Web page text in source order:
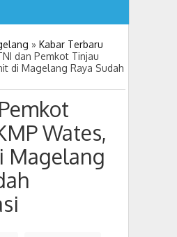
» Kabar Terbaru
dan Pemkot Tinjau
di Magelang Raya Sudah
Wates,
Magelang